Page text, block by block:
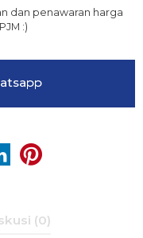
dan penawaran harga
:)
(0)